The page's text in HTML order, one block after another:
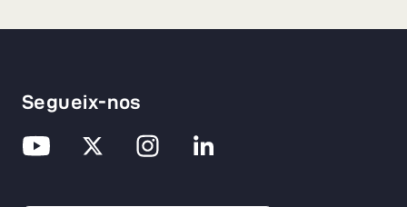
Segueix-nos